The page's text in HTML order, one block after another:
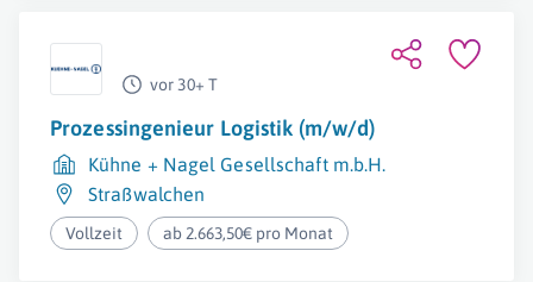
vor 30+ T
Prozessingenieur Logistik (m/w/d)
Kühne + Nagel Gesellschaft m.b.H.
Straßwalchen
Vollzeit ab 2.663,50€ pro Monat